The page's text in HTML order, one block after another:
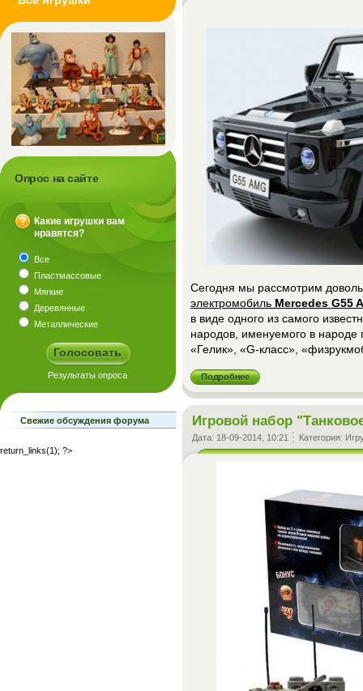
Сегодня мы рассмотрим
электромобиль Mercedes G55
в виде одного из самого
народов, именуемого в народе
«Гелик», «G-класс»,
Подробнее
Игровой набор
Дата: 18-09-2014, 10:21 Категория:
Опрос на сайте
Какие игрушки вам
нравятся?
Все
Пластмассовые
Мягкие
Деревянные
Металлические
Свежие обсуждения форума
return_links(1); ?>